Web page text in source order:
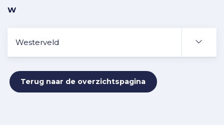
W
Westerveld
Terug naar de overzichtspagina